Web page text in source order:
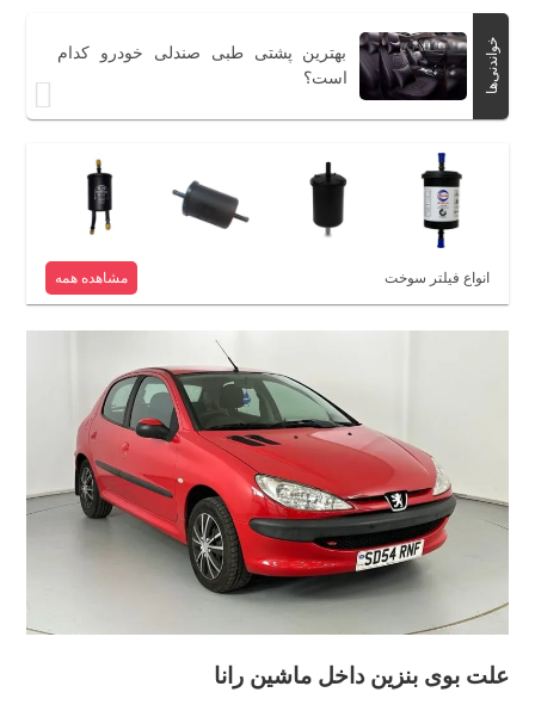
خواندنی‌ها
بهترین پشتی طبی صندلی خودرو کدام
است؟
انواع فیلتر سوخت مشاهده همه
علت بوی بنزین داخل ماشین رانا